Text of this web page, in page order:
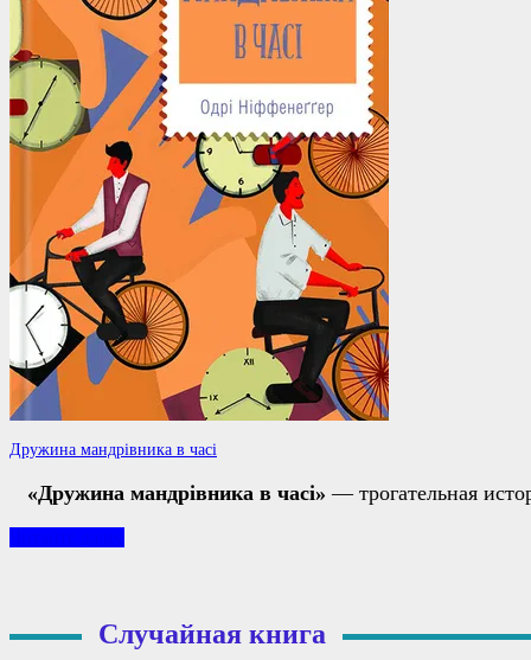
Дружина мандрівника в часі
«Дружина мандрівника в часі» — трогательная
Случайная книга